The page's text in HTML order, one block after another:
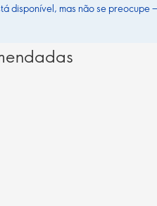
disponível, mas não se preocupe